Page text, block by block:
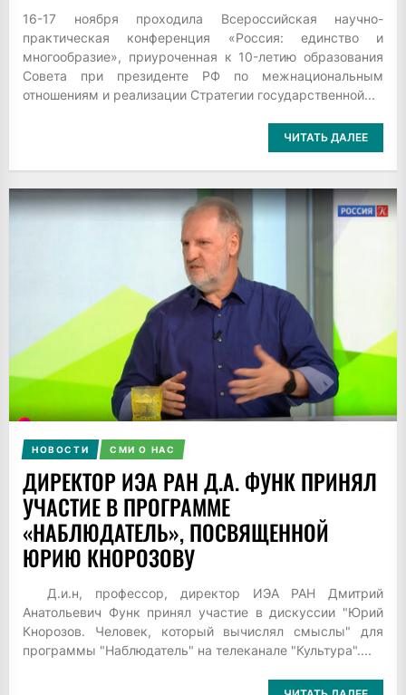
16-17 ноября проходила Всероссийская научно-
практическая конференция «Россия: единство и
многообразие», приуроченная к 10-летию образования
Совета при президенте РФ по межнациональным
отношениям и реализации Стратегии государственной...
ЧИТАТЬ ДАЛЕЕ
НОВОСТИ СМИ О НАС
ДИРЕКТОР ИЭА РАН Д.А. ФУНК ПРИНЯЛ
УЧАСТИЕ В ПРОГРАММЕ
«НАБЛЮДАТЕЛЬ», ПОСВЯЩЕННОЙ
ЮРИЮ КНОРОЗОВУ
Д.и.н, профессор, директор ИЭА РАН Дмитрий
Анатольевич Функ принял участие в дискуссии "Юрий
Кнорозов. Человек, который вычислял смыслы" для
программы "Наблюдатель" на телеканале "Культура"....